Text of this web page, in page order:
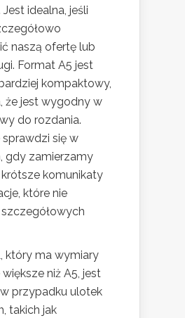
idealna, jeśli
naszą ofertę lub
Format A5 jest
kompaktowy,
że jest wygodny w
do rozdania.
się w
gdy zamierzamy
komunikaty
które nie
który ma wymiary
niż A5, jest
przypadku ulotek
takich jak